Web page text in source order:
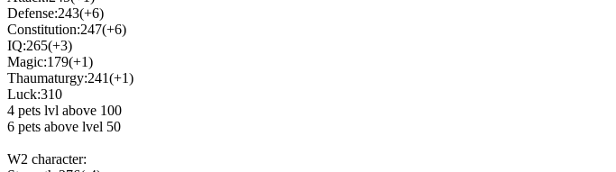
Defense:243(+6)
Constitution:247(+6)
IQ:265(+3)
Magic:179(+1)
Thaumaturgy:241(+1)
Luck:310
4 pets lvl above 100
6 pets above lvel 50
W2 character: